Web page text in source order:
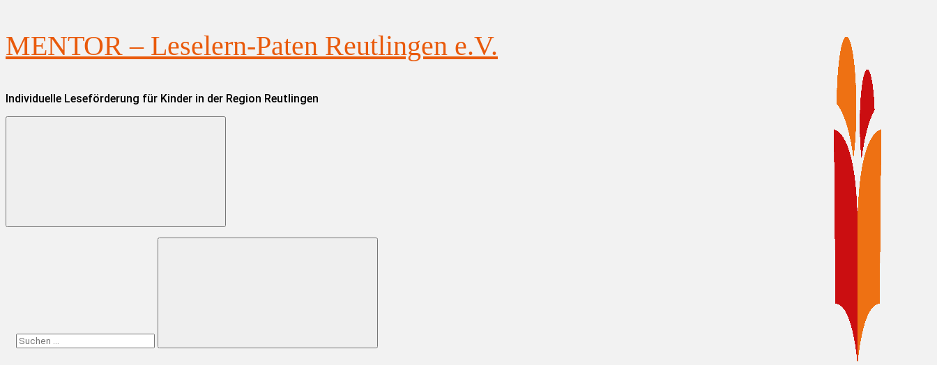
Zum
Inhalt
springen
MENTOR – Leselern-Paten Reutlingen e.V.
Individuelle Leseförderung für Kinder in der Region Reutlingen
Suchen